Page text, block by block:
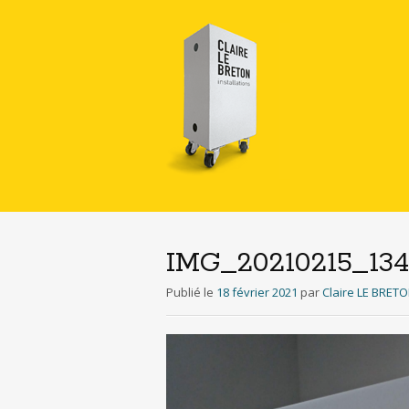
Publié le 18 février 2021 parClaire LE